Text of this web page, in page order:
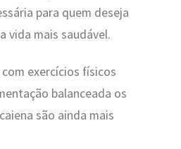
para quem deseja
vida mais saudável.
exercícios físicos
balanceada os
são ainda mais